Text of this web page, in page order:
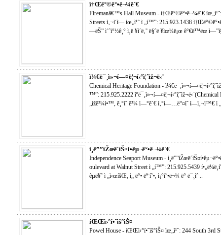
ì†Œë°©ë°•ë¬¼ê´€
Firemanâ€™s Hall Museum - ì†Œë°©ë°•ë¬¼ê´€
Streets ì‚¬ì´ì— ìœ„ì¹˜ ì „í™”: 215.923.1438
—ëŠ” ì´ˆì°½ê¸° ì¸ë ¥ì´ë‚˜ ë§ˆë ¥ìœ¼ë¡œ ê°€ë™ëœ
ì¼€ë¯¸ì»¬í—¤ë¦¬í‹°ì¦ˆìž¬ë‹¨
Chemical Heritage Foundation -
™”: 215.925.2222
„ìžê³¼í•™, ê¸°ìˆ ê³¼ ì—°ê´€ ì‚°ì—…ë“¤ì˜ ì—­ì‚¬ì™€ ì
ì¸ë””íŽœë´ìŠ¤í•­êµ¬ë°•ë¬¼ê´€
Independence Seaport Museum -
oulevard at Walnut Street ì „í™”: 215.925.5439
êµë¥˜ ì „ì‹œíšŒ, ì„ ë°• ëª¨í˜•, ì¡°í˜•ë¬¼ ë° ë¯¸ìˆ ..
íŒŒì›°í•˜ìš°ìŠ¤
Powel House - íŒŒì›°í•˜ìš°ìŠ¤ ìœ„ì¹˜: 244 South 3rd